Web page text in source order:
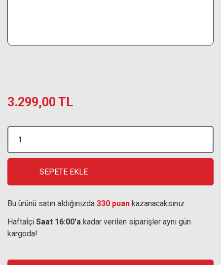
3.299,00 TL
SEPETE EKLE
Bu ürünü satın aldığınızda 330 puan kazanacaksınız.
Haftaİçi Saat 16:00'a kadar verilen siparişler aynı gün
kargoda!